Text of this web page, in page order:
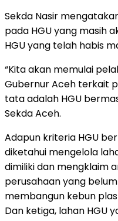
Sekda Nasir
pada HGU yang masih
HGU yang telah habis
“Kita akan memulai
Gubernur Aceh terkait
tata adalah HGU
Sekda Aceh.
Adapun kriteria HGU
diketahui mengelola
dimiliki dan mengklaim
perusahaan yang
membangun kebun
Dan ketiga, lahan HGU